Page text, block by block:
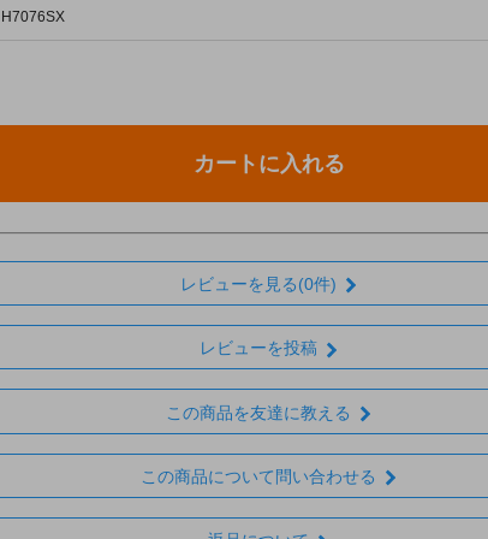
H7076SX
カートに入れる
レビューを見る(0件)
レビューを投稿
この商品を友達に教える
この商品について問い合わせる